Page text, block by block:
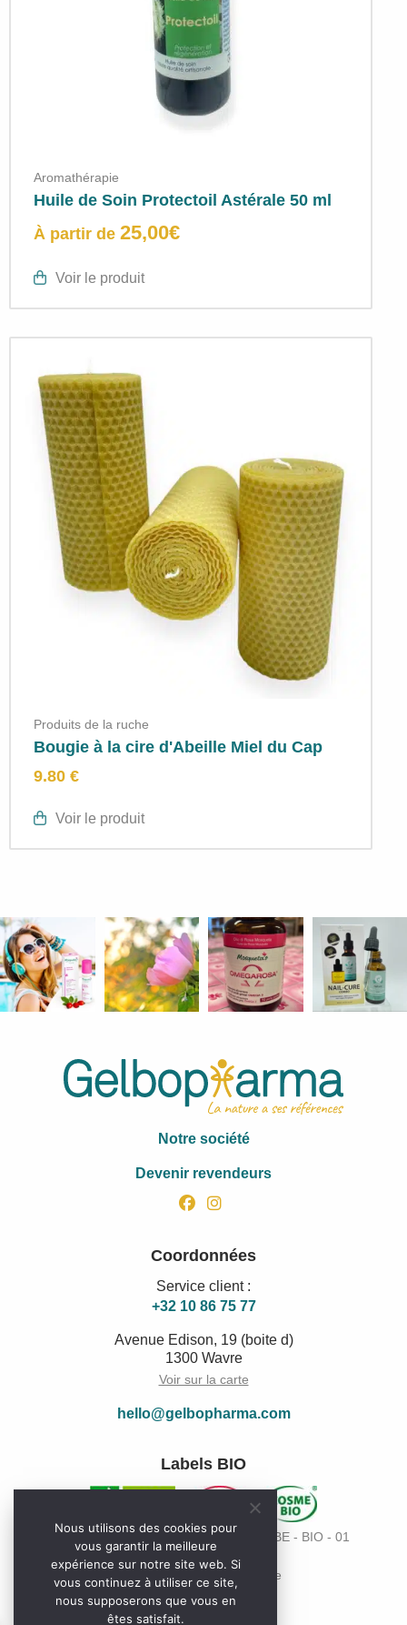
Aromathérapie
Huile de Soin Protectoil Astérale 50 ml
À partir de 25,00€
Voir le produit
Produits de la ruche
Bougie à la cire d'Abeille Miel du Cap
9.80 €
Voir le produit
Notre société
Devenir revendeurs
facebookinstagram
Coordonnées
Service client :
+32 10 86 75 77
Avenue Edison, 19 (boite d)
1300 Wavre
Voir sur la carte
hello@gelbopharma.com
Labels BIO
Code de l’organisme de contrôle Bio: BE - BIO - 01
Paiement sécurisé en ligne
Nous utilisons des cookies pour
vous garantir la meilleure
expérience sur notre site web. Si
vous continuez à utiliser ce site,
nous supposerons que vous en
êtes satisfait.